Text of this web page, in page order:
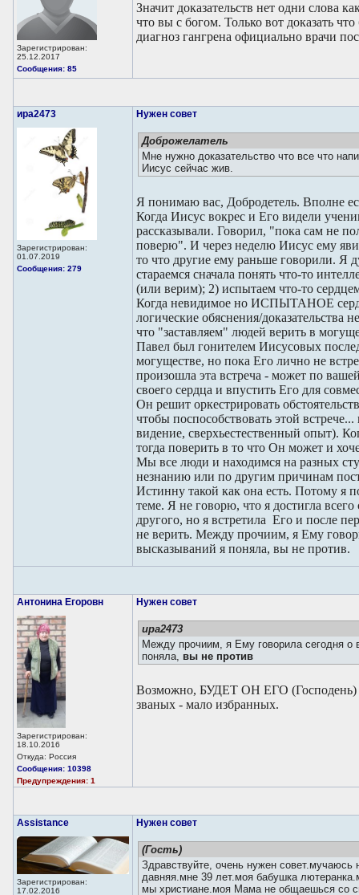
Зарегистрирован:
25.12.2017
Сообщения: 85
Значит доказательств нет одни слова
что вы с богом. Только вот доказать
диагноз гангрена официально врачи
ира2473
Зарегистрирован:
01.07.2019
Сообщения: 279
Нужен совет
Доброжелатель
Мне нужно доказательство что все что
Иисус сейчас жив.
Я понимаю вас, Добродетель. Вполне
Когда Иисус вокрес и Его видели
рассказывали. Говорил, "пока сам не
поверю". И через неделю Иисус ему
то что другие ему раньше говорили. Я
стараемся сначала понять что-то
(или верим); 2) испытаем что-то
Когда невидимое но ИСПЫТАНОЕ
логические обяснения/
что "заставляем" людей верить в
Павел был гонителем Иисусовых
могуществе, но пока Его лично не
произошла эта встреча - может по
своего сердца и впустить Его для
Он решит оркестрировать
чтобы поспособствовать этой
видение, сверхьестественный опыт).
тогда поверить в то что Он может и
Мы все люди и находимся на разных
незнанию или по другим причинам
Истинну такой как она есть. Потому я
теме. Я не говорю, что я достигла
другого, но я встретила Его и после
не верить. Между прочиим, я Ему
высказываний я поняла, вы не против.
Антонина Егоровн
Зарегистрирован:
18.10.2016
Откуда: Россия
Сообщения: 10398
Предупреждения: 1
Нужен совет
ира2473
Между прочиим, я Ему говорила сегодня о
поняла, вы не против
Возможно, БУДЕТ ОН ЕГО
званых - мало избранных.
Assistance
Зарегистрирован:
17.02.2016
Нужен совет
(Гость)
Здравствуйте, очень нужен совет.мучаюсь
давняя.мне 39 лет.моя бабушка
мы христиане.моя Мама не общаешься со